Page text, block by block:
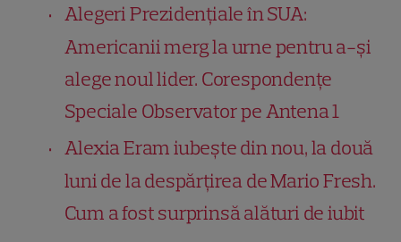
Alegeri Prezidențiale în SUA:
Americanii merg la urne pentru a-și
alege noul lider. Corespondențe
Speciale Observator pe Antena 1
Alexia Eram iubește din nou, la două
luni de la despărțirea de Mario Fresh.
Cum a fost surprinsă alături de iubit